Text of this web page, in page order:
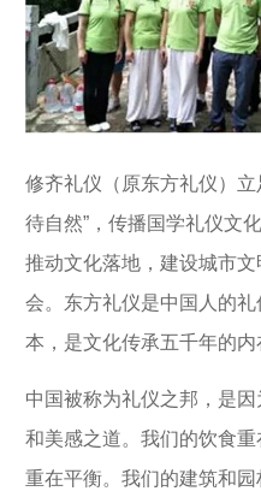
修齐礼仪（原东方礼仪）
待自然”，传播国学礼仪文
推动文化落地，建设城市
会。东方礼仪是中国人的
本，是文化传承五千年的内
中国被称为礼仪之邦，是
和美感之道。我们的饮食重
重在平衡。我们的建筑和